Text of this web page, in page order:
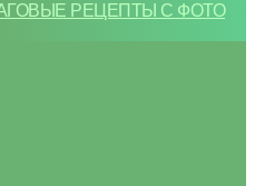
РЕЦЕПТЫ С ФОТО